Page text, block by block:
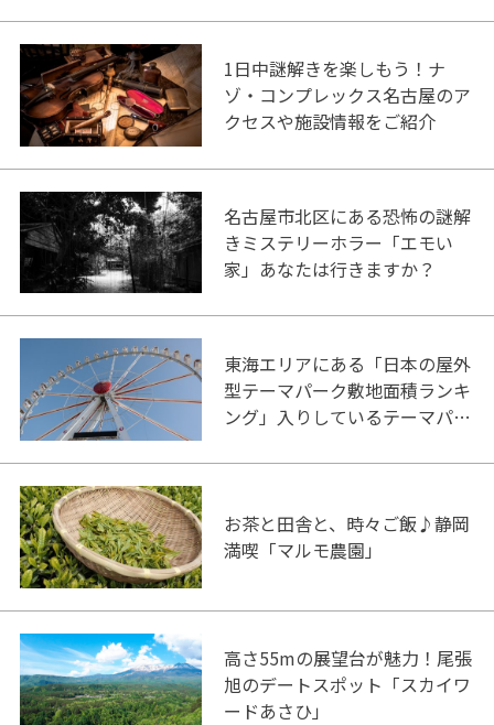
1日中謎解きを楽しもう！ナ
ゾ・コンプレックス名古屋のア
クセスや施設情報をご紹介
名古屋市北区にある恐怖の謎解
きミステリーホラー「エモい
家」あなたは行きますか？
東海エリアにある「日本の屋外
型テーマパーク敷地面積ランキ
ング」入りしているテーマパー
お茶と田舎と、時々ご飯♪静岡
満喫「マルモ農園」
高さ55mの展望台が魅力！尾張
旭のデートスポット「スカイワ
ードあさひ」